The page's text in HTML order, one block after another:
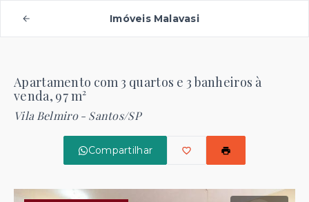
Imóveis Malavasi
Apartamento com 3 quartos e 3 banheiros à
venda, 97 m²
Vila Belmiro - Santos/SP
Compartilhar